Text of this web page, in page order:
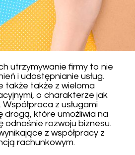
utrzymywanie firmy to nie
i udostępnianie usług.
także także z wieloma
o charakterze jak
z usługami
drogą, które umożliwia na
odnośnie rozwoju biznesu.
z współpracy z
rachunkowym.